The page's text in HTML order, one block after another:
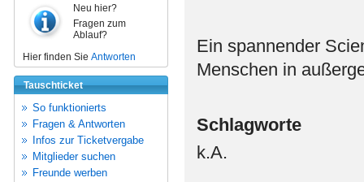
Neu hier?
Fragen zum
Ablauf?
Hier finden Sie Antworten
Tauschticket
So funktionierts
Fragen & Antworten
Infos zur Ticketvergabe
Mitglieder suchen
Freunde werben
Ein spannender
Menschen in
Schlagworte
k.A.